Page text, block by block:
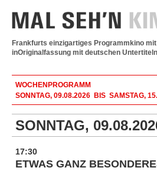
Frankfurts einzigartiges Programmkino
inOriginalfassung mit deutschen Untertiteln
WOCHENPROGRAMM
SONNTAG, 09.08.2026 BIS SAMSTAG,
SONNTAG,
17:30
ETWAS GANZ